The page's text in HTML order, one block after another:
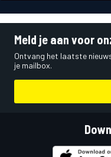
Meld je aan voor
Ontvang het laatste
je mailbox.